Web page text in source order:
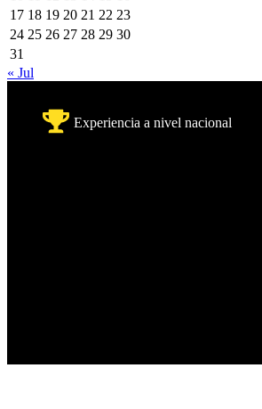
17 18 19 20 21 22 23
24 25 26 27 28 29 30
31
« Jul
Experiencia a nivel nacional